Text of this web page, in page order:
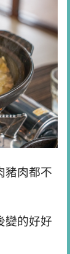
豬肉都不
變的好好